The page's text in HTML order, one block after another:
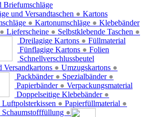
Briefumschläge
und Versandtaschen ●
● Kartonumschläge ●
● Lieferscheine ● Selbstklebende Taschen ●
Kartons
Dreilagige Kartons ●
Fünflagige Kartons ●
Versandkartons ● Umzugskartons ●
Klebebänder
Packbänder ● Spezialbänder ●
Papierbänder ●
Doppelseitige Klebebänder ●
Füllmaterial
Luftpolsterkissen ● Papierfüllmaterial ●
Schaumstofffüllung ●
Folien
Schnellverschlussbeutel
Verpackungsmaterial